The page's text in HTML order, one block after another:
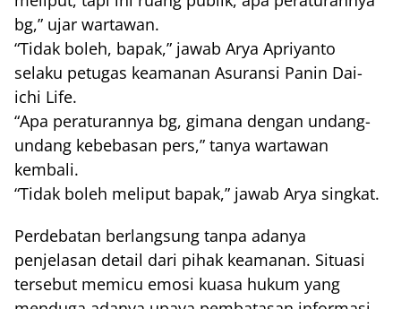
bg,” ujar wartawan.
“Tidak boleh, bapak,” jawab Arya Apriyanto
selaku petugas keamanan Asuransi Panin Dai-
ichi Life.
“Apa peraturannya bg, gimana dengan undang-
undang kebebasan pers,” tanya wartawan
kembali.
“Tidak boleh meliput bapak,” jawab Arya singkat.
Perdebatan berlangsung tanpa adanya
penjelasan detail dari pihak keamanan. Situasi
tersebut memicu emosi kuasa hukum yang